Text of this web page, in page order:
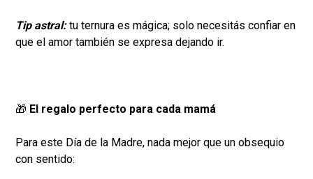
Tip astral: tu ternura es mágica; solo necesitás confiar en
que el amor también se expresa dejando ir.
🎁 El regalo perfecto para cada mamá
Para este Día de la Madre, nada mejor que un obsequio
con sentido: